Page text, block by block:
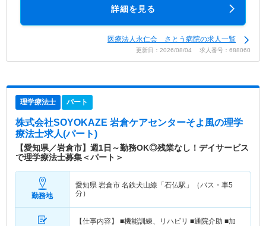
詳細を見る
医療法人永仁会 さとう病院の求人一覧
更新日：2026/08/04 求人番号：688060
理学療法士 パート
株式会社SOYOKAZE 岩倉ケアセンターそよ風の理学
療法士求人(パート)
【愛知県／岩倉市】週1日～勤務OK◎残業なし！デイサービス
で理学療法士募集＜パート＞
勤務地
愛知県 岩倉市 名鉄犬山線「石仏駅」（バス・車5
分）
【仕事内容】 ■機能訓練、リハビリ ■通院介助 ■加